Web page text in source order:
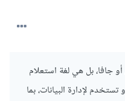
جافا، بل هي لغة استعلام
لإدارة البيانات، بما